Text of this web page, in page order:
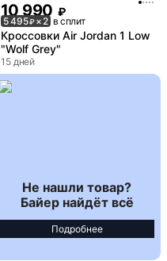
10 990 ₽
5 495₽× 2 в сплит
Кроссовки Air Jordan 1 Low
"Wolf Grey"
15 дней
Не нашли товар?
Байер найдёт всё
Подробнее